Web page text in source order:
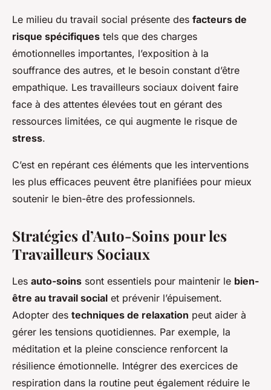
Le milieu du travail social présente des facteurs de
risque spécifiques tels que des charges
émotionnelles importantes, l’exposition à la
souffrance des autres, et le besoin constant d’être
empathique. Les travailleurs sociaux doivent faire
face à des attentes élevées tout en gérant des
ressources limitées, ce qui augmente le risque de
stress.
C’est en repérant ces éléments que les interventions
les plus efficaces peuvent être planifiées pour mieux
soutenir le bien-être des professionnels.
Stratégies d’Auto-Soins pour les
Travailleurs Sociaux
Les auto-soins sont essentiels pour maintenir le bien-
être au travail social et prévenir l’épuisement.
Adopter des techniques de relaxation peut aider à
gérer les tensions quotidiennes. Par exemple, la
méditation et la pleine conscience renforcent la
résilience émotionnelle. Intégrer des exercices de
respiration dans la routine peut également réduire le